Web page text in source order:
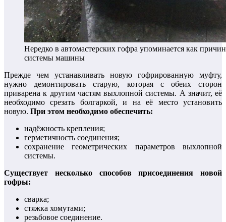
Нередко в автомастерских гофра упоминается как
системы машины
Прежде чем устанавливать новую гофрированную муфту,
нужно демонтировать старую, которая с обеих сторон
приварена к другим частям выхлопной системы. А значит, её
необходимо срезать болгаркой, и на её место установить
новую. При этом необходимо обеспечить:
надёжность крепления;
герметичность соединения;
сохранение геометрических параметров выхлопной
системы.
Существует несколько способов присоединения новой
гофры:
сварка;
стяжка хомутами;
резьбовое соединение.